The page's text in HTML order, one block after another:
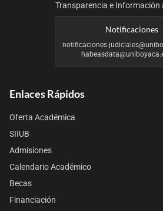
Transparencia e Información
Notificaciones
Enlaces Rápidos
Oferta Académica
SIIUB
Admisiones
Calendario Académico
Becas
Financiación